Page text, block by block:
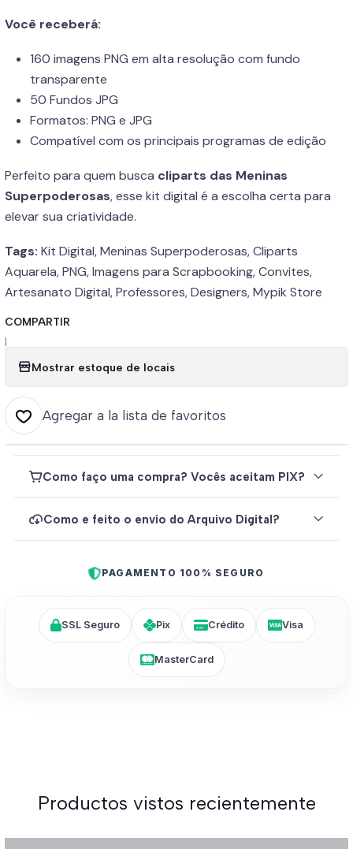
Você receberá:
160 imagens PNG em alta resolução com fundo
transparente
50 Fundos JPG
Formatos: PNG e JPG
Compatível com os principais programas de edição
Perfeito para quem busca cliparts das Meninas
Superpoderosas, esse kit digital é a escolha certa para
elevar sua criatividade.
Tags: Kit Digital, Meninas Superpoderosas, Cliparts
Aquarela, PNG, Imagens para Scrapbooking, Convites,
Artesanato Digital, Professores, Designers, Mypik Store
COMPARTIR
|
Mostrar estoque de locais
Agregar a la lista de favoritos
Como faço uma compra? Vocês aceitam PIX?
Como e feito o envio do Arquivo Digital?
PAGAMENTO 100% SEGURO
SSL Seguro Pix Crédito Visa
MasterCard
Productos vistos recientemente